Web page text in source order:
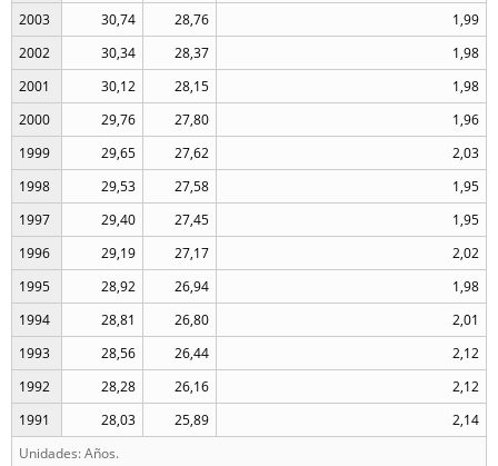
2003
30,74 28,76
1,99
2002
30,34 28,37
1,98
2001
30,12 28,15
1,98
2000
29,76 27,80
1,96
1999
29,65 27,62
2,03
1998
29,53 27,58
1,95
1997
29,40 27,45
1,95
1996
29,19 27,17
2,02
1995
28,92 26,94
1,98
1994
28,81 26,80
2,01
1993
28,56 26,44
2,12
1992
28,28 26,16
2,12
1991
28,03 25,89
2,14
Unidades: Años.